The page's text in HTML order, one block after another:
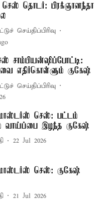
செஸ் தொடர்: பிரக்ஞானந்தா
செய்திப்பிரிவு
சாம்பியன்ஷிப்போட்டி:
எதிர்கொள்ளும் குகேஷ்
செய்திப்பிரிவு
செஸ்: பட்டம்
வாய்ப்பை இழந்த குகேஷ்
22 Jul 2026
செஸ்: குகேஷ்
21 Jul 2026